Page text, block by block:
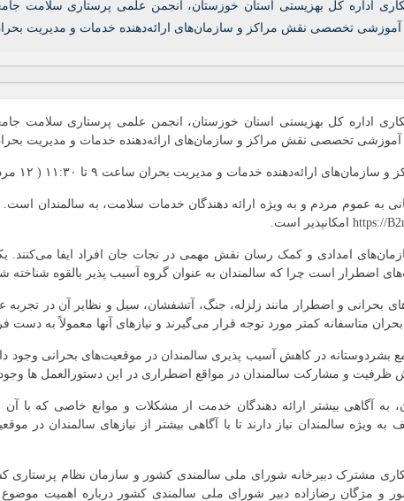
اداره کل بهزیستی استان خوزستان، انجمن علمی پرستاری سلامت
تخصصی نقش مراکز و سازمان‌های ارائه‌دهنده خدمات و مدیریت
اداره کل بهزیستی استان خوزستان، انجمن علمی پرستاری سلامت
تخصصی نقش مراکز و سازمان‌های ارائه‌دهنده خدمات و مدیریت
خدمات و مدیریت بحران ساعت ۹ تا ۱۱:۳۰ ( ۱۲ مرداد ۱۴۰۴) برگزار می شود.
به عموم مردم و به ویژه ارائه دهندگان خدمات سلامت، به سالمندان
امدادی و کمک رسان نقش مهمی در نجات جان افراد ایفا می‌کنند.
اضطرار است چرا که سالمندان به عنوان گروه آسیب پذیر بالقوه شناخته
بحرانی و اضطرار مانند زلزله، جنگ، آتشفشان، سیل و نظایر آن در
متاسفانه کمتر مورد توجه قرار می‌گیرند و نیازهای آنها معمولاً به
بشردوستانه در کاهش آسیب پذیری سالمندان در موقعیت‌های بحرانی وجود
ظرفیت و مشارکت سالمندان در مواقع اضطراری در این دستورالعمل ها وجود
به آگاهی بیشتر ارائه دهندگان خدمت از مشکلات و موانع خاصی که با آن
ویژه سالمندان نیاز دارند تا با آگاهی بیشتر از نیازهای سالمندان در
مشترک دبیرخانه شورای ملی سالمندی کشور و سازمان نظام پرستاری
و مژگان رضازاده دبیر شورای ملی سالمندی کشور درباره اهمیت